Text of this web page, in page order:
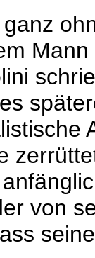
von